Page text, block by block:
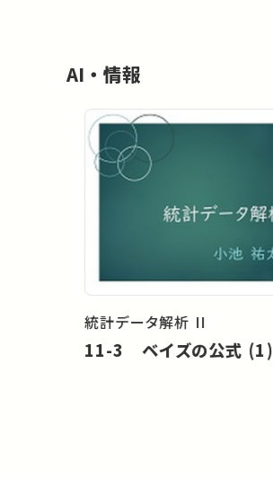
AI・情報
統計データ解析 II
11-3 ベイズの公式 (1)